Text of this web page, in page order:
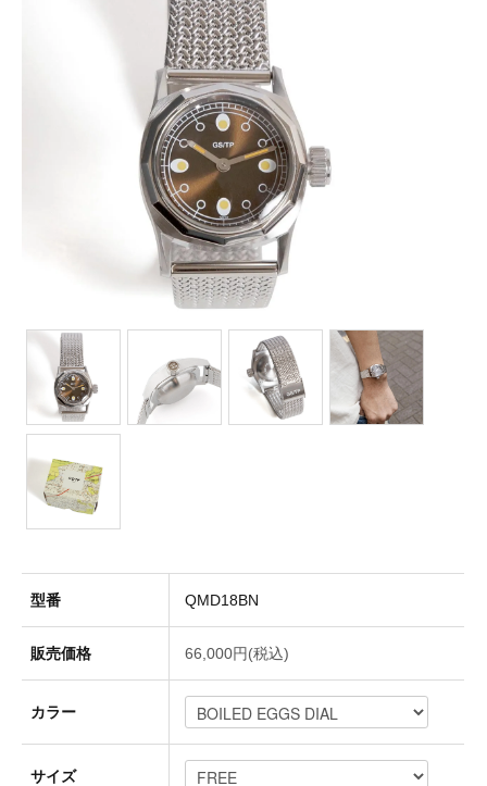
型番 QMD18BN
販売価格 66,000円(税込)
カラー
サイズ
Headwear(キャップ,ハット等)
Footwear(シューズ,ブーツ,サンダル等)
Jewelry(ジュエリー)
Accessories(ファッション小物)
Watches(腕時計)
Socks(靴下)
Underwear(下着)